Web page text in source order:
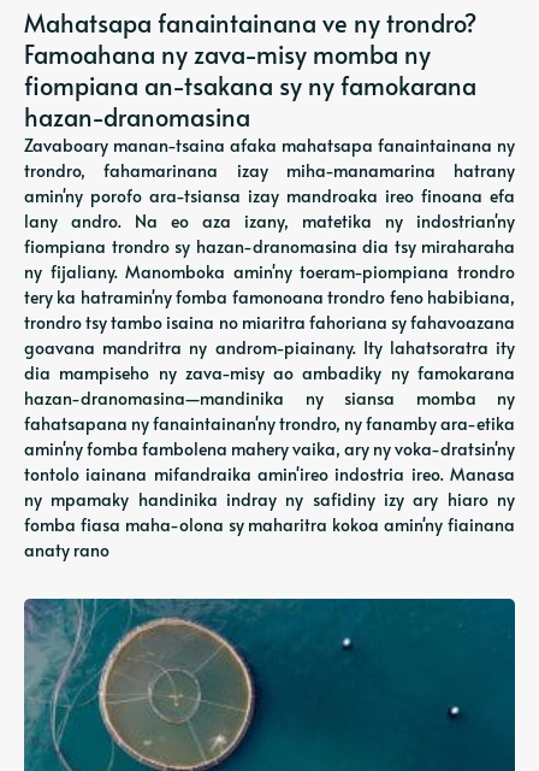
Mahatsapa fanaintainana ve ny trondro?
Famoahana ny zava-misy momba ny
fiompiana an-tsakana sy ny famokarana
hazan-dranomasina
Zavaboary manan-tsaina afaka mahatsapa fanaintainana ny
trondro, fahamarinana izay miha-manamarina hatrany
amin'ny porofo ara-tsiansa izay mandroaka ireo finoana efa
lany andro. Na eo aza izany, matetika ny indostrian'ny
fiompiana trondro sy hazan-dranomasina dia tsy miraharaha
ny fijaliany. Manomboka amin'ny toeram-piompiana trondro
tery ka hatramin'ny fomba famonoana trondro feno habibiana,
trondro tsy tambo isaina no miaritra fahoriana sy fahavoazana
goavana mandritra ny androm-piainany. Ity lahatsoratra ity
dia mampiseho ny zava-misy ao ambadiky ny famokarana
hazan-dranomasina—mandinika ny siansa momba ny
fahatsapana ny fanaintainan'ny trondro, ny fanamby ara-etika
amin'ny fomba fambolena mahery vaika, ary ny voka-dratsin'ny
tontolo iainana mifandraika amin'ireo indostria ireo. Manasa
ny mpamaky handinika indray ny safidiny izy ary hiaro ny
fomba fiasa maha-olona sy maharitra kokoa amin'ny fiainana
anaty rano